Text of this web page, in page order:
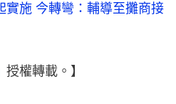
施 今轉彎：輔導至攤商接
授權轉載。】